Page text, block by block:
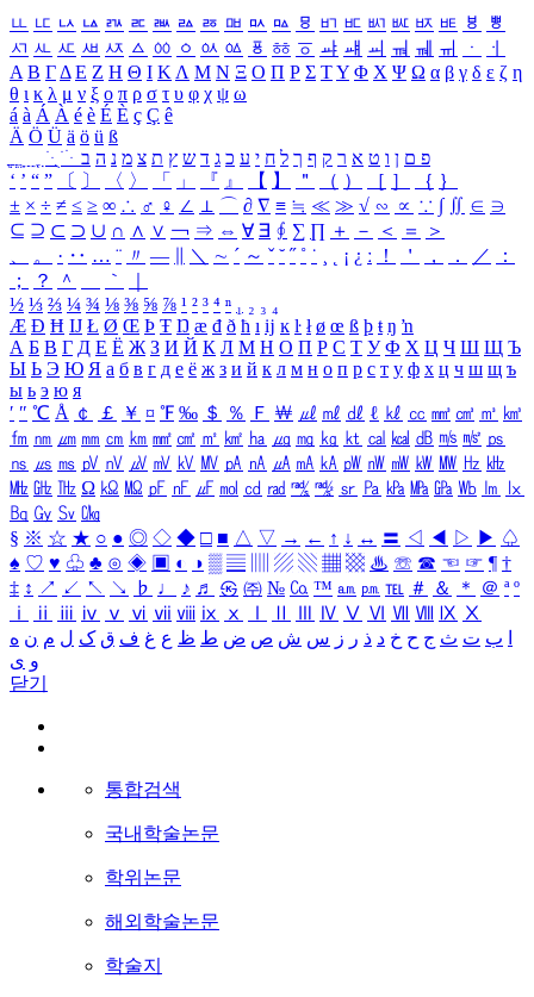
ㅥ ㅦ ㅧ ㅨ ㅩ ㅪ ㅫ ㅬ ㅭ ㅮ ㅯ ㅰ ㅱ ㅲ ㅳ ㅴ ㅵ ㅶ ㅷ ㅸ
ㅹ
ㅺ ㅻ ㅼ ㅽ ㅾ ㅿ ㆀ ㆁ ㆂ ㆃ ㆄ ㆅ ㆆ ㆇ ㆈ ㆉ ㆊ ㆋ ㆌ ㆍ
ㆎ
Α Β ΓΔ Ε Ζ Η Θ Ι ΚΛ Μ Ν Ξ Ο Π Ρ Σ ΤΥ Φ Χ Ψ Ω α β γ δ ε ζ η
θ ι κ λ μ ν ξ ο π ρ σ τ υ φ χ ψ ω
á à Á À é è É È ç Ç ê
Ä Ö Ü ä ö ü ß
ִֶֹ ֻּ ׁׂ פ ם ן ו ט א ר ק ף ך ל ח י ע כ ג ד ש ץ ת צ מ נ ה ב
‘ ’ “ ” 〔 〕 〈 〉 「 」 『 』 【 】 ＂ （ ） ［ ］ ｛ ｝
± × ÷ ≠ ≤ ≥ ∞ ∴ ♂ ♀ ∠ ⊥ ⌒ ∂ ∇ ≡ ≒ ≪ ≫ √ ∽ ∝ ∵ ∫ ∬ ∈ ∋
⊆ ⊇ ⊂ ⊃ ∪ ∩ ∧ ∨ ￢ ⇒ ⇔ ∀ ∃ ∮ ∑ ∏ ＋ － ＜ ＝
＞
、
。 · ‥ … ¨ 〃 ― ＼ ∼ ´ ～ ˇ ˘ ˝ ˚ ˙ ¸ ¡ ¿ ː ！ ＇ ， ． ／
：
；
？ ＾ ｀
½ ⅓ ⅔ ¼ ¾ ⅛ ⅜ ⅝ ⅞ ¹ ² ³ ⁴ ⁿ ₁ ₂ ₃ ₄
Æ Ð Ħ Ĳ Ł Ø Œ Þ Ŧ Ŋ æ đ ð ħ ı ĳ ĸ ŀ ł ø œ ß þ ŧ ŋ ŉ
А Б В Г Д Е Ё Ж З И Й К Л М Н О П Р С Т У Ф Х Ц Ч Ш Щ Ъ
Ы Ь Э Ю Я а б в г д е ё ж з и й к л м н о п р с т у ф х ц ч ш щ ъ
ы ь э ю я
′ ″ ℃ Å ￠ ￡ ￥ ¤ ℉ ‰ ＄ ％ Ｆ ￦ ㎕ ㎖ ㎗ ℓ ㎘ ㏄ ㎣ ㎤ ㎥ ㎦
㎙ ㎚ ㎛ ㎜ ㎝ ㎞ ㎟ ㎠ ㎡ ㎢ ㏊ ㎍ ㎎ ㎏ ㏏ ㎈ ㎉ ㏈ ㎧ ㎨ ㎰
㎱ ㎲ ㎳ ㎴ ㎵ ㎶ ㎷ ㎸ ㎹ ㎀ ㎁ ㎂ ㎃ ㎄ ㎺ ㎻ ㎽ ㎾ ㎿ ㎐ ㎑
㎒ ㎓ ㎔ Ω ㏀ ㏁ ㎊ ㎋ ㎌ ㏖ ㏅ ㎭ ㎮ ㎯ ㏛ ㎩ ㎪ ㎫ ㎬ ㏝ ㏐
㏓
㏃ ㏉ ㏜ ㏆
§ ※ ☆ ★ ○ ● ◎ ◇ ◆ □ ■ △ ▽ → ← ↑ ↓ ↔ 〓 ◁ ◀ ▷ ▶ ♤
♠ ♡ ♥ ♧ ♣ ⊙ ◈ ▣ ◐ ◑ ▒ ▤ ▨ ▧ ▦ ▩ ♨ ☏ ☎ ☜ ☞ ¶ †
‡ ↕ ↗ ↙ ↖ ↘ ♭ ♩ ♪ ♬ ㉿ ㈜ № ㏇ ™ ㏂ ㏘ ℡ ＃ ＆ ＊ ＠ ª º
ⅰ
ⅱ ⅲ ⅳ ⅴ ⅵ ⅶ ⅷ ⅸ ⅹ Ⅳ Ⅴ Ⅵ Ⅶ Ⅷ Ⅸ Ⅹ
ب ت ث ج ح خ د ذ ر ز س ش ص ض ط ظ ع غ ف ق ک ل م ن ه
و ی
닫기
통합검색
국내학술논문
학위논문
해외학술논문
학술지